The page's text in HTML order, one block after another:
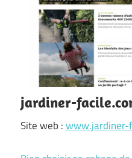
jardiner-
Site web :www.jardiner-